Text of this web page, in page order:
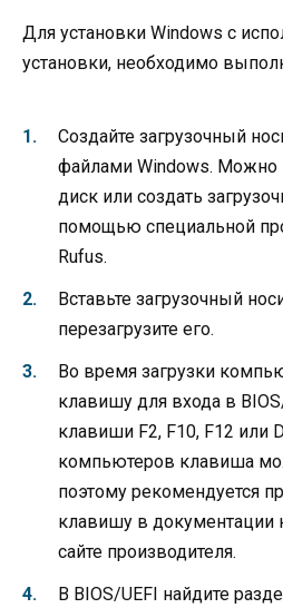
Для установки Windows с
установки, необходимо
Создайте загрузочный
файлами Windows. Можно
диск или создать
помощью специальной
Rufus.
Вставьте загрузочный
перезагрузите его.
Во время загрузки
клавишу для входа в
клавиши F2, F10, F12 или
компьютеров клавиша
поэтому рекомендуется
клавишу в документации
сайте производителя.
В BIOS/UEFI найдите